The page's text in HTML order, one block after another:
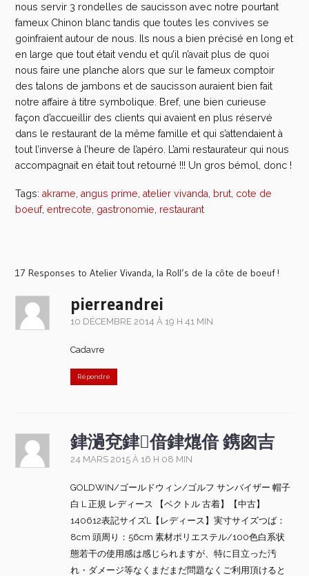
nous servir 3 rondelles de saucisson avec notre pourtant
fameux Chinon blanc tandis que toutes les convives se
goinfraient autour de nous. Ils nous a bien précisé en long et
en large que tout était vendu et qu’il n’avait plus de quoi
nous faire une planche alors que sur le fameux comptoir
des talons de jambons et de saucisson auraient bien fait
notre affaire à titre symbolique. Bref, une bien curieuse
façon d’accueillir des clients qui avaient en plus réservé
dans le restaurant de la même famille et qui s’attendaient à
tout l’inverse à l’heure de l’apéro. L’ami restaurateur qui nous
accompagnait en était tout retourné !!! Un gros bémol, donc !
Tags:akrame ,angus prime ,atelier vivanda brut cote de
boeuf,entrecote gastronomie restaurant
17 Responses to Atelier Vivanda, la Roll’s de la côte de boeuf !
pierreandrei
10 DÉCEMBRE 2014 À 19 H 41 MIN
Cadavre
Répondre
銉濄兗銉偣銉熴偣 鎸囪吉
24 MARS 2015 À 16 H 08 MIN
GOLDWIN/ゴールドウィン/ゴルフ サンバイザー 帽子
白 L 正規 レディース 【ベクトル 古着】【中古】
140612表記サイズL【レディース】実寸サイズつば：
8cm 頭周り：56cm 素材ポリエステル/100色白系状
態若干の使用感は感じられますが、特に目立った汚
れ・ダメージ等なくまだまだ問題なくご利用頂けると